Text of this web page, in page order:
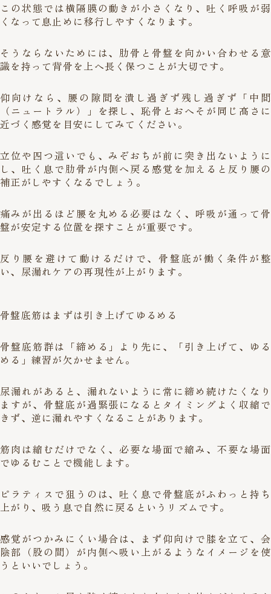
この状態では横隔膜の動きが小さくなり、吐く呼吸が弱
くなって息止めに移行しやすくなります。
そうならないためには、肋骨と骨盤を向かい合わせる意
識を持って背骨を上へ長く保つことが大切です。
仰向けなら、腰の隙間を潰し過ぎず残し過ぎず「中間
（ニュートラル）」を探し、恥骨とおへそが同じ高さに
近づく感覚を目安にしてみてください。
立位や四つ這いでも、みぞおちが前に突き出ないように
し、吐く息で肋骨が内側へ戻る感覚を加えると反り腰の
補正がしやすくなるでしょう。
痛みが出るほど腰を丸める必要はなく、呼吸が通って骨
盤が安定する位置を探すことが重要です。
反り腰を避けて動けるだけで、骨盤底が働く条件が整
い、尿漏れケアの再現性が上がります。
骨盤底筋はまずは引き上げてゆるめる
骨盤底筋群は「締める」より先に、「引き上げて、ゆる
める」練習が欠かせません。
尿漏れがあると、漏れないように常に締め続けたくなり
ますが、骨盤底が過緊張になるとタイミングよく収縮で
きず、逆に漏れやすくなることがあります。
筋肉は縮むだけでなく、必要な場面で縮み、不要な場面
でゆるむことで機能します。
ピラティスで狙うのは、吐く息で骨盤底がふわっと持ち
上がり、吸う息で自然に戻るというリズムです。
感覚がつかみにくい場合は、まず仰向けで膝を立て、会
陰部（股の間）が内側へ吸い上がるようなイメージを使
うといいでしょう。